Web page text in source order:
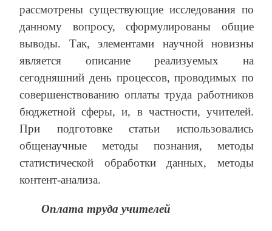
рассмотрены существующие исследования по
данному вопросу, сформулированы общие
выводы. Так, элементами научной новизны
является описание реализуемых на
сегодняшний день процессов, проводимых по
совершенствованию оплаты труда работников
бюджетной сферы, и, в частности, учителей.
При подготовке статьи использовались
общенаучные методы познания, методы
статистической обработки данных, методы
контент-анализа.
Оплата труда учителей